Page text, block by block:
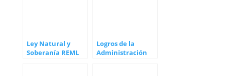
Ley Natural y
Soberanía REML
Logros de la
Administración